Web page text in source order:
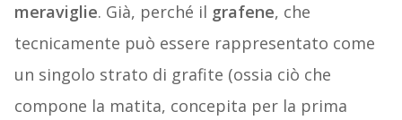
meraviglie. Già, perché il grafene, che
tecnicamente può essere rappresentato come
un singolo strato di grafite (ossia ciò che
compone la matita, concepita per la prima